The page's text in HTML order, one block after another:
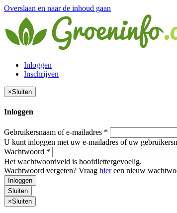
Overslaan en naar de inhoud gaan
Inloggen
Inschrijven
×Sluiten
Inloggen
Gebruikersnaam of e-mailadres *
U kunt inloggen met uw e-mailadres of uw
Wachtwoord *
Het wachtwoordveld is hoofdlettergevoelig.
Wachtwoord vergeten? Vraag hiereen nieuw
Inloggen
Sluiten
×Sluiten